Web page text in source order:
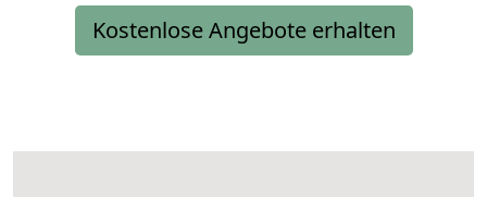
Kostenlose Angebote erhalten